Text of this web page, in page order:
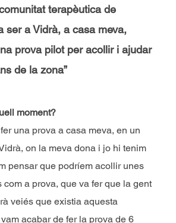
terapèutica de
ser a Vidrà, a casa meva,
prova pilot per acollir i ajudar
de la zona”
moment?
una prova a casa meva, en un
on la meva dona i jo hi tenim
pensar que podríem acollir unes
com a prova, que va fer que la gent
veiés que existia aquesta
acabar de fer la prova de 6